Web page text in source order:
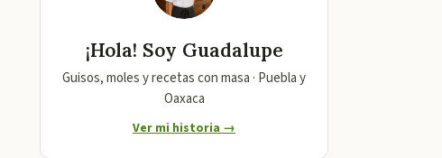
¡Hola! Soy Guadalupe
Guisos, moles y recetas con masa · Puebla y
Oaxaca
Ver mi historia →